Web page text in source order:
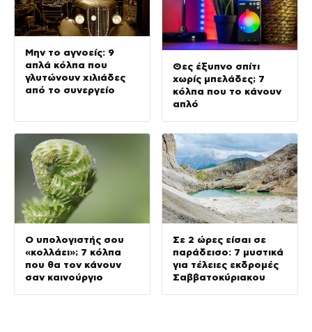
Μην το αγνοείς: 9
απλά κόλπα που
γλυτώνουν χιλιάδες
από το συνεργείο
Θες έξυπνο σπίτι
χωρίς μπελάδες; 7
κόλπα που το κάνουν
απλό
Ο υπολογιστής σου
«κολλάει»; 7 κόλπα
που θα τον κάνουν
σαν καινούργιο
Σε 2 ώρες είσαι σε
παράδεισο: 7 μυστικά
για τέλειες εκδρομές
Σαββατοκύριακου